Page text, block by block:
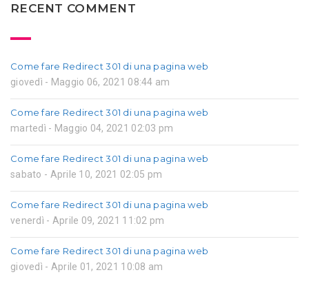
RECENT COMMENT
Come fare Redirect 301 di una pagina web
giovedì - Maggio 06, 2021 08:44 am
Come fare Redirect 301 di una pagina web
martedì - Maggio 04, 2021 02:03 pm
Come fare Redirect 301 di una pagina web
sabato - Aprile 10, 2021 02:05 pm
Come fare Redirect 301 di una pagina web
venerdì - Aprile 09, 2021 11:02 pm
Come fare Redirect 301 di una pagina web
giovedì - Aprile 01, 2021 10:08 am